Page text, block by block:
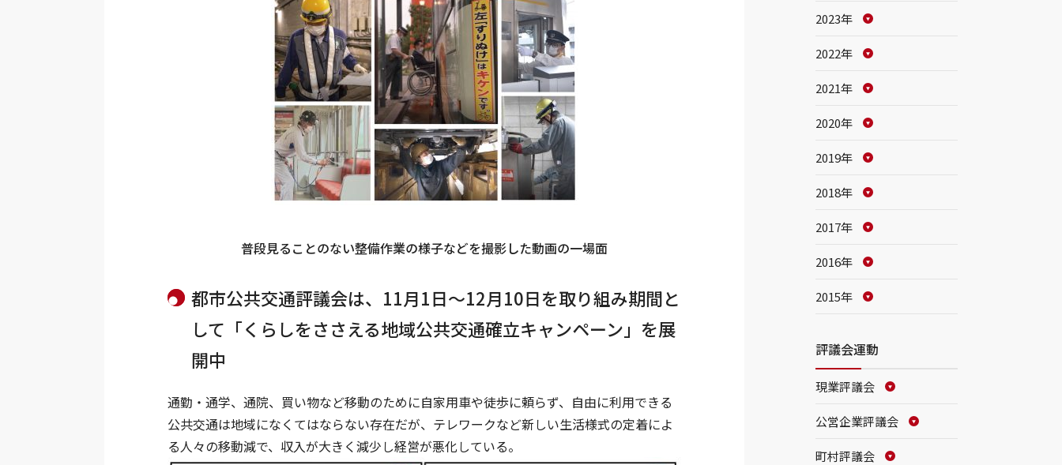
普段見ることのない整備作業の様子などを撮影した動画の一場面
都市公共交通評議会は、11月1日～12月10日を取り組み期間と
して「くらしをささえる地域公共交通確立キャンペーン」を展
開中
通勤・通学、通院、買い物など移動のために自家用車や徒歩に頼らず、自由に利用できる
公共交通は地域になくてはならない存在だが、テレワークなど新しい生活様式の定着によ
る人々の移動減で、収入が大きく減少し経営が悪化している。
2023年
2022年
2021年
2020年
2019年
2018年
2017年
2016年
2015年
評議会運動
現業評議会
公営企業評議会
町村評議会